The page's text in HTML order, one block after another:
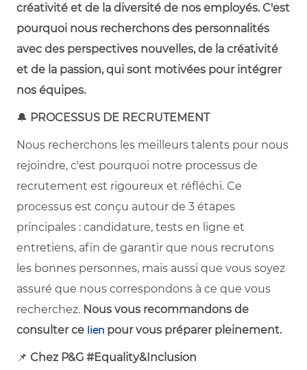
créativité et de la diversité de nos employés. C'est
pourquoi nous recherchons des personnalités
avec des perspectives nouvelles, de la créativité
et de la passion, qui sont motivées pour intégrer
nos équipes.
🔔 PROCESSUS DE RECRUTEMENT
Nous recherchons les meilleurs talents pour nous
rejoindre, c'est pourquoi notre processus de
recrutement est rigoureux et réfléchi. Ce
processus est conçu autour de 3 étapes
principales : candidature, tests en ligne et
entretiens, afin de garantir que nous recrutons
les bonnes personnes, mais aussi que vous soyez
assuré que nous correspondons à ce que vous
recherchez. Nous vous recommandons de
consulter ce lien pour vous préparer pleinement.
📌 Chez P&G #Equality&Inclusion